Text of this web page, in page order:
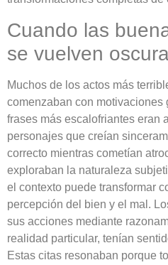
Cuando las
se vuelven
Muchos de los actos más
comenzaban con motivaciones
frases más escalofriantes eran
personajes que creían
correcto mientras cometían
exploraban la naturaleza
el contexto puede transformar
percepción del bien y el mal.
sus acciones mediante
realidad particular, tenían
Estas citas resonaban porque